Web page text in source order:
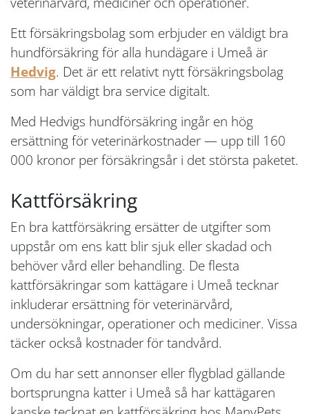
Ett försäkringsbolag som erbjuder en väldigt bra
hundförsäkring för alla hundägare i Umeå är
Hedvig. Det är ett relativt nytt försäkringsbolag
som har väldigt bra service digitalt.
Med Hedvigs hundförsäkring ingår en hög
ersättning för veterinärkostnader — upp till 160
000 kronor per försäkringsår i det största paketet.
Kattförsäkring
En bra kattförsäkring ersätter de utgifter som
uppstår om ens katt blir sjuk eller skadad och
behöver vård eller behandling. De flesta
kattförsäkringar som kattägare i Umeå tecknar
inkluderar ersättning för veterinärvård,
undersökningar, operationer och mediciner. Vissa
täcker också kostnader för tandvård.
Om du har sett annonser eller flygblad gällande
bortsprungna katter i Umeå så har kattägaren